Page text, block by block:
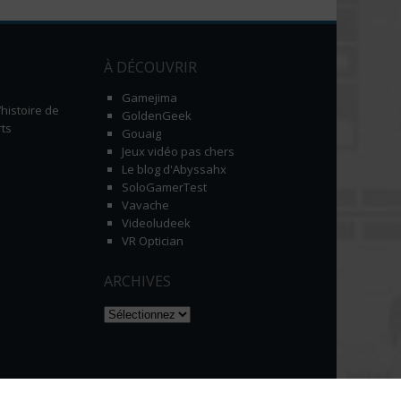
de
À DÉCOUVRIR
Gamejima
GoldenGeek
Gouaig
Jeux vidéo pas chers
Le blog d'Abyssahx
SoloGamerTest
Vavache
Videoludeek
VR Optician
ARCHIVES
Naviguer dans les archives